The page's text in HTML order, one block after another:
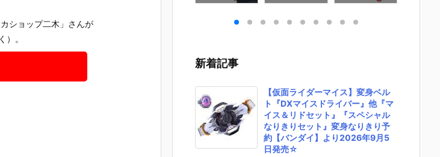
ショップ二木」さんが
）。
星仕様』
戦士ガン
THE ORI
プラモデ
約【バン
】より20
オパルド』機
動新世紀ガン
デル予約【バ
UNDAM UNI
M RENEWA
フリーダムガ
ンダム』可動
フィギュア予
約【バンダ
イ】より202
EMBLE 16』
予定♪
『ガンダムエ
イ】より202
6年8月6日再
販予定♪
新着記事
【仮面ライダーマイス】変身ベル
ト『DXマイスドライバー』他『マ
イス＆リドセット』『スペシャル
なりきりセット』変身なりきり予
約【バンダイ】より2026年9月5
日発売☆